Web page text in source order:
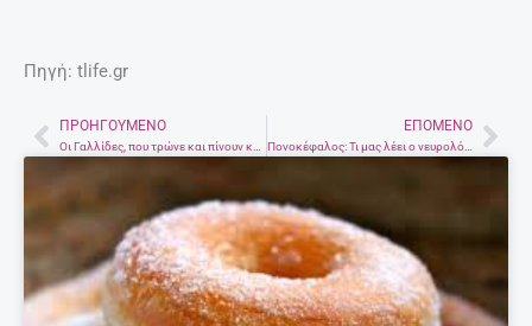
Πηγή: tlife.gr
PrevΠΡΟΗΓΟΎΜΕΝΟ
Οι Γαλλίδες, που τρώνε και πίνουν καλά γιατί δεν παχαίνουν;
ΕΠΌΜΕΝΟ
Πονοκέφαλος: Τι μας λέει ο νευρολόγος;